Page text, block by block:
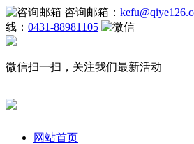
咨询邮箱：
线： 0431-88981105
微信扫一扫，关注我们最新活动
网站首页